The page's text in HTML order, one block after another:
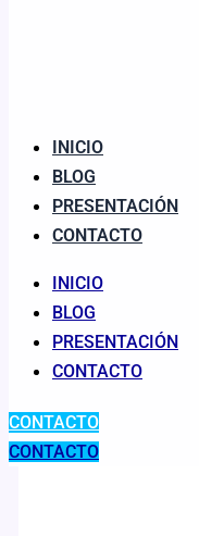
INICIO
BLOG
PRESENTACIÓN
CONTACTO
INICIO
BLOG
PRESENTACIÓN
CONTACTO
CONTACTO
CONTACTO